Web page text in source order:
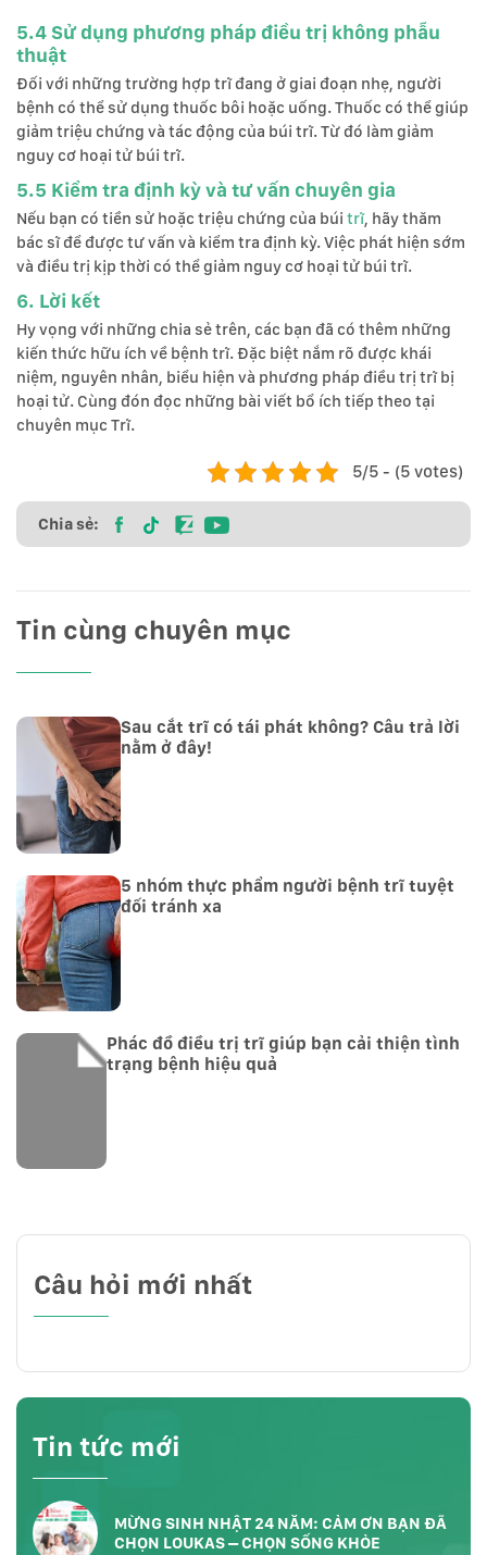
5.4 Sử dụng phương pháp điều trị không phẫu
thuật
Đối với những trường hợp trĩ đang ở giai đoạn nhẹ, người
bệnh có thể sử dụng thuốc bôi hoặc uống. Thuốc có thể giúp
giảm triệu chứng và tác động của búi trĩ. Từ đó làm giảm
nguy cơ hoại tử búi trĩ.
5.5 Kiểm tra định kỳ và tư vấn chuyên gia
Nếu bạn có tiền sử hoặc triệu chứng của búi trĩ, hãy thăm
bác sĩ để được tư vấn và kiểm tra định kỳ. Việc phát hiện sớm
và điều trị kịp thời có thể giảm nguy cơ hoại tử búi trĩ.
6. Lời kết
Hy vọng với những chia sẻ trên, các bạn đã có thêm những
kiến thức hữu ích về bệnh trĩ. Đặc biệt nắm rõ được khái
niệm, nguyên nhân, biểu hiện và phương pháp điều trị trĩ bị
hoại tử. Cùng đón đọc những bài viết bổ ích tiếp theo tại
chuyên mục Trĩ.
5/5 - (5 votes)
Chia sẻ:
Tin cùng chuyên mục
Sau cắt trĩ có tái phát không? Câu trả lời
nằm ở đây!
5 nhóm thực phẩm người bệnh trĩ tuyệt
đối tránh xa
Phác đồ điều trị trĩ giúp bạn cải thiện tình
trạng bệnh hiệu quả
Câu hỏi mới nhất
Tin tức mới
MỪNG SINH NHẬT 24 NĂM: CẢM ƠN BẠN ĐÃ
CHỌN LOUKAS – CHỌN SỐNG KHỎE